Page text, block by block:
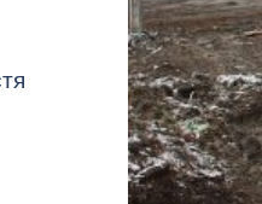
ОРВ и
Оценка
местного